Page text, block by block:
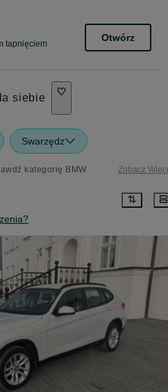
tapnięciem
Otwórz
siebie
Swarzędz
kategorię BMW Zobacz